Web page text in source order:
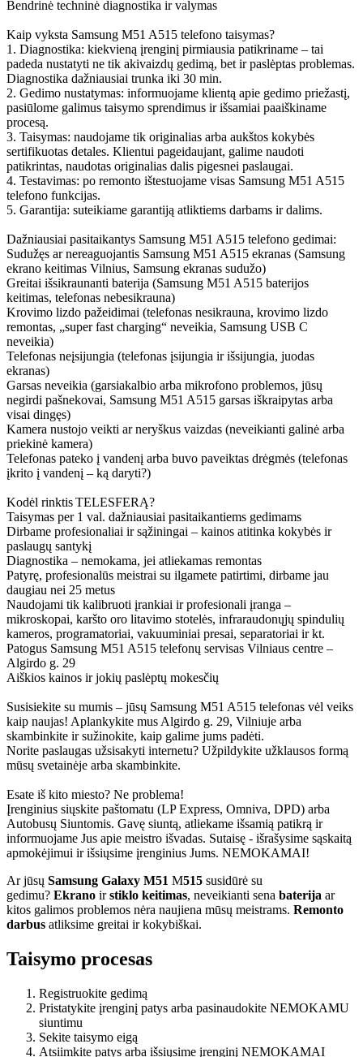
Bendrinė techninė diagnostika ir valymas
Kaip vyksta Samsung M51 A515 telefono taisymas?
1. Diagnostika: kiekvieną įrenginį pirmiausia patikriname – tai
padeda nustatyti ne tik akivaizdų gedimą, bet ir paslėptas problemas.
Diagnostika dažniausiai trunka iki 30 min.
2. Gedimo nustatymas: informuojame klientą apie gedimo priežastį,
pasiūlome galimus taisymo sprendimus ir išsamiai paaiškiname
procesą.
3. Taisymas: naudojame tik originalias arba aukštos kokybės
sertifikuotas detales. Klientui pageidaujant, galime naudoti
patikrintas, naudotas originalias dalis pigesnei paslaugai.
4. Testavimas: po remonto ištestuojame visas Samsung M51 A515
telefono funkcijas.
5. Garantija: suteikiame garantiją atliktiems darbams ir dalims.
Dažniausiai pasitaikantys Samsung M51 A515 telefono gedimai:
Sudužęs ar nereaguojantis Samsung M51 A515 ekranas (Samsung
ekrano keitimas Vilnius, Samsung ekranas sudužo)
Greitai išsikraunanti baterija (Samsung M51 A515 baterijos
keitimas, telefonas nebesikrauna)
Krovimo lizdo pažeidimai (telefonas nesikrauna, krovimo lizdo
remontas, „super fast charging“ neveikia, Samsung USB C
neveikia)
Telefonas neįsijungia (telefonas įsijungia ir išsijungia, juodas
ekranas)
Garsas neveikia (garsiakalbio arba mikrofono problemos, jūsų
negirdi pašnekovai, Samsung M51 A515 garsas iškraipytas arba
visai dingęs)
Kamera nustojo veikti ar neryškus vaizdas (neveikianti galinė arba
priekinė kamera)
Telefonas pateko į vandenį arba buvo paveiktas drėgmės (telefonas
įkrito į vandenį – ką daryti?)
Kodėl rinktis TELESFERĄ?
Taisymas per 1 val. dažniausiai pasitaikantiems gedimams
Dirbame profesionaliai ir sąžiningai – kainos atitinka kokybės ir
paslaugų santykį
Diagnostika – nemokama, jei atliekamas remontas
Patyrę, profesionalūs meistrai su ilgamete patirtimi, dirbame jau
daugiau nei 25 metus
Naudojami tik kalibruoti įrankiai ir profesionali įranga –
mikroskopai, karšto oro litavimo stotelės, infraraudonųjų spindulių
kameros, programatoriai, vakuuminiai presai, separatoriai ir kt.
Patogus Samsung M51 A515 telefonų servisas Vilniaus centre –
Algirdo g. 29
Aiškios kainos ir jokių paslėptų mokesčių
Susisiekite su mumis – jūsų Samsung M51 A515 telefonas vėl veiks
kaip naujas! Aplankykite mus Algirdo g. 29, Vilniuje arba
skambinkite ir sužinokite, kaip galime jums padėti.
Norite paslaugas užsisakyti internetu? Užpildykite užklausos formą
mūsų svetainėje arba skambinkite.
Esate iš kito miesto? Ne problema!
Įrenginius siųskite paštomatu (LP Express, Omniva, DPD) arba
Autobusų Siuntomis. Gavę siuntą, atliekame išsamią patikrą ir
informuojame Jus apie meistro išvadas. Sutaisę - išrašysime sąskaitą
apmokėjimui ir išsiųsime įrenginius Jums. NEMOKAMAI!
Ar jūsų Samsung Galaxy M51 M515 susidūrė su
gedimu? Ekrano irstiklo keitimas, neveikianti sena baterija ar
kitos galimos problemos nėra naujiena mūsų meistrams. Remonto
darbus atliksime greitai ir kokybiškai.
Taisymo procesas
Registruokite gedimą
Pristatykite įrenginį patys arba pasinaudokite NEMOKAMU
siuntimu
Sekite taisymo eigą
Atsiimkite patys arba išsiųsime įrenginį NEMOKAMAI